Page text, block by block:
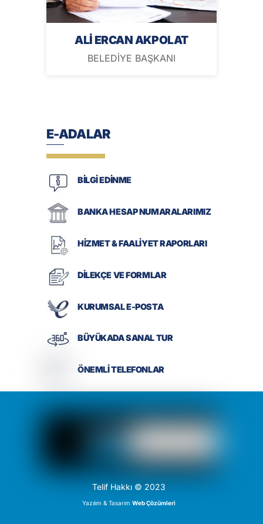
ALİ ERCAN AKPOLAT
BELEDİYE BAŞKANI
E-ADALAR
BİLGİ EDİNME
BANKA HESAP NUMARALARIMIZ
HİZMET & FAALİYET RAPORLARI
DİLEKÇE VE FORMLAR
KURUMSAL E-POSTA
BÜYÜKADA SANAL TUR
ÖNEMLİ TELEFONLAR
Telif Hakkı © 2023
Yazılım & TasarımWeb Çözümleri